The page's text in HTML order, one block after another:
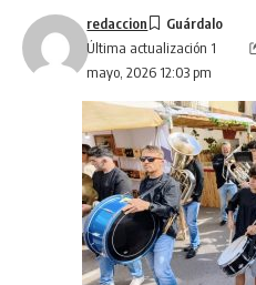
Última actualización 1
mayo, 2026 12:03 pm
redaccion